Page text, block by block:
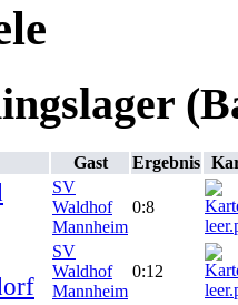
Gast Ergebnis
SV
Waldhof
Mannheim
0:8
SV
Waldhof
Mannheim
0:12